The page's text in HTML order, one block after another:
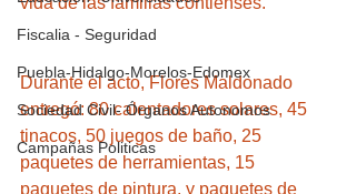
Fiscalia - Seguridad
Puebla-Hidalgo-Morelos-Edomex
Sociedad Civil- Órganos Autonomos
Campañas Politicas
Durante el acto, Flores Maldonado
entregó: 80 calentadores solares, 45
tinacos, 50 juegos de baño, 25
paquetes de herramientas, 15
paquetes de pintura, y paquetes de